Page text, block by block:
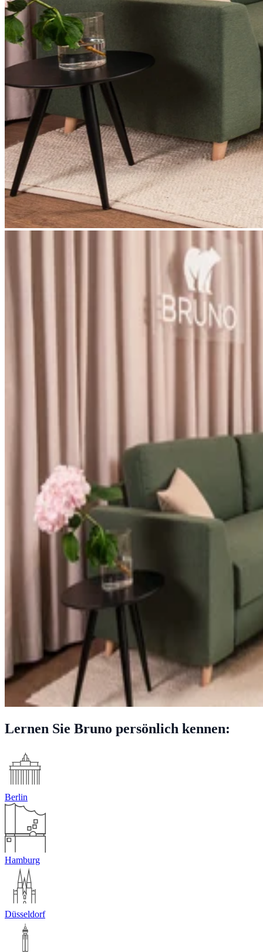
Lernen Sie Bruno persönlich kennen:
Berlin
Hamburg
Düsseldorf